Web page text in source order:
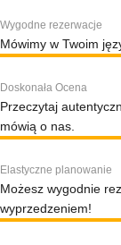
Wygodne rezerwacje
Mówimy w Twoim
Doskonała Ocena
Przeczytaj
mówią o nas.
Elastyczne planowanie
Możesz wygodnie
wyprzedzeniem!